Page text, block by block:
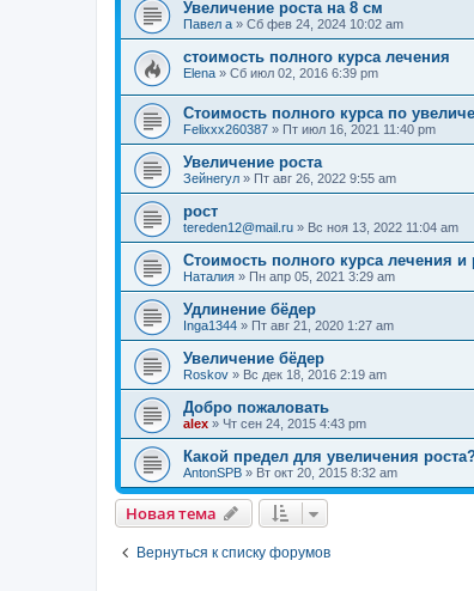
Увеличение роста на 8 см
Павел а » Сб фев 24, 2024 10:02 am
стоимость полного курса лечения
Elena » Сб июл 02, 2016 6:39 pm
Стоимость полного курса по
Felixxx260387 » Пт июл 16, 2021 11:40 pm
Увеличение роста
Зейнегул » Пт авг 26, 2022 9:55 am
рост
tereden12@mail.ru » Вс ноя 13, 2022 11:04 am
Стоимость полного курса лечения и
Наталия » Пн апр 05, 2021 3:29 am
Удлинение бёдер
Inga1344 » Пт авг 21, 2020 1:27 am
Увеличение бёдер
Roskov » Вс дек 18, 2016 2:19 am
Добро пожаловать
alex » Чт сен 24, 2015 4:43 pm
Какой предел для увеличения
AntonSPB » Вт окт 20, 2015 8:32 am
Новая тема
Вернуться к списку форумов